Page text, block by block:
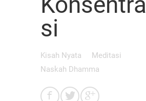
si
Kisah Nyata
Meditasi
Naskah Dhamma